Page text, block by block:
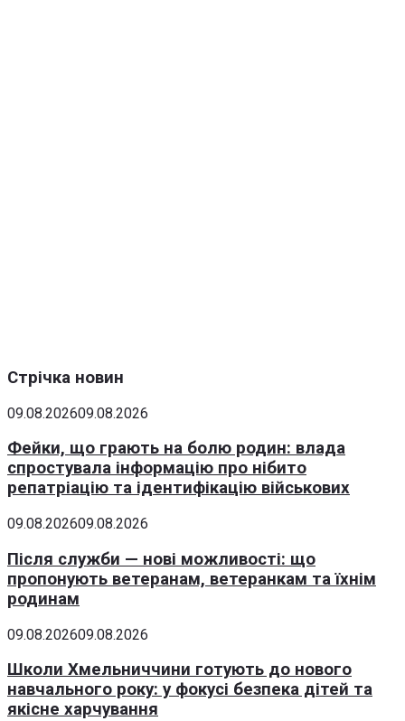
Стрічка новин
09.08.202609.08.2026
Фейки, що грають на болю родин: влада
спростувала інформацію про нібито
репатріацію та ідентифікацію військових
09.08.202609.08.2026
Після служби — нові можливості: що
пропонують ветеранам, ветеранкам та їхнім
родинам
09.08.202609.08.2026
Школи Хмельниччини готують до нового
навчального року: у фокусі безпека дітей та
якісне харчування